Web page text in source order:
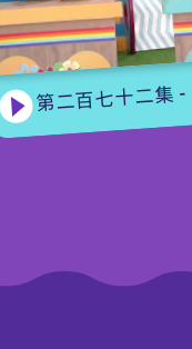
第二百七十二集 - 【玩轉